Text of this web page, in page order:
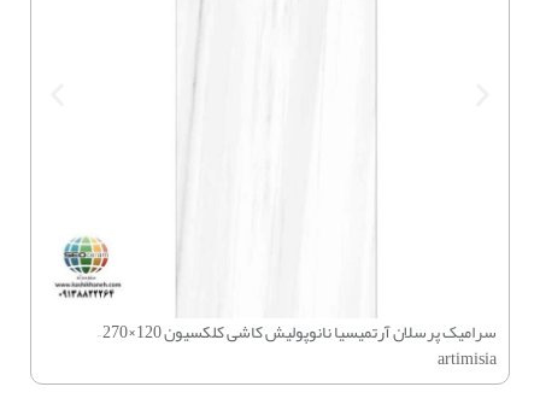
سرامیک پرسلان آرتمیسیا نانوپولیش کاشی کلکسیون 120×270 –
artimisia